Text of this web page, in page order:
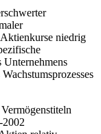
niedrig
Unternehmens